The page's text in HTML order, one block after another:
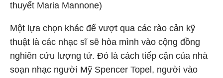
thuyết Maria Mannone)
Một lựa chọn khác để vượt qua các rào cản kỹ
thuật là các nhạc sĩ sẽ hòa mình vào cộng đồng
nghiên cứu lượng tử. Đó là cách tiếp cận của nhà
soạn nhạc người Mỹ Spencer Topel, người vào